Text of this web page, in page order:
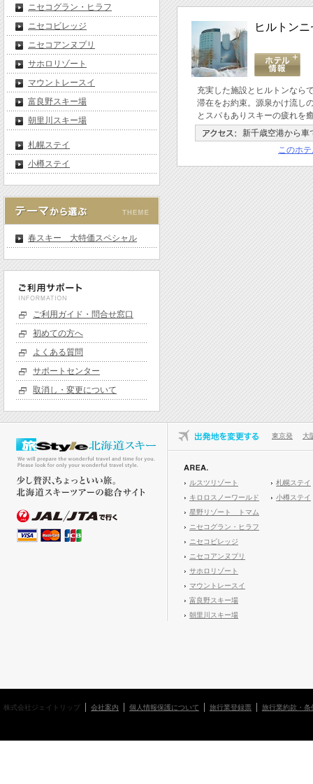
ヒルトン
充実した施設とヒルトンなら
滞在をお約束。源泉かけ流し
とスパもありスキーの疲れを
新千歳空港から車
このホ
ニセコグラン・ヒラフ
ニセコビレッジ
ニセコアンヌプリ
サホロリゾート
マウントレースイ
富良野スキー場
朝里川スキー場
札幌ステイ
小樽ステイ
春スキー 大特価スペシャル
ご利用ガイド・問合せ窓口
初めての方へ
よくある質問
サポートセンター
取消し・変更について
東京発 大
ルスツリゾート
キロロスノーワールド
星野リゾート トマム
ニセコグラン・ヒラフ
ニセコビレッジ
ニセコアンヌプリ
サホロリゾート
マウントレースイ
富良野スキー場
朝里川スキー場
札幌ステイ
小樽ステイ
株式会社ジェイトリップ 会社案内 個人情報保護について 旅行業登録票 旅行業約款・条